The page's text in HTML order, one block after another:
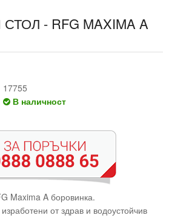
- RFG MAXIMA A
17755
В наличност
Maxima A боровинка.
от здрав и водоустойчив